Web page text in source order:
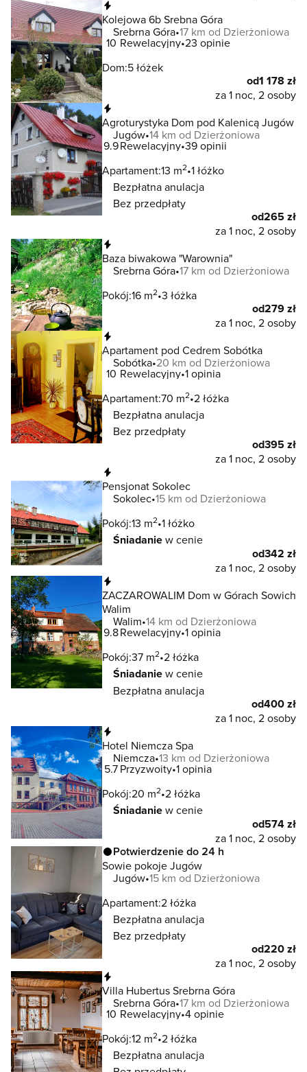
Kolejowa 6b Srebna Góra
Srebrna Góra 17 km od Dzierżoniowa
10 Rewelacyjny 23 opinie
Dom:5 łóżek
od1 178 zł
za 1 noc, 2 osoby
Agroturystyka Dom pod Kalenicą Jugów
Jugów 14 km od Dzierżoniowa
9.9Rewelacyjny 39 opinii
Apartament:13 m2 1 łóżko
Bezpłatna anulacja
Bez przedpłaty
od265 zł
za 1 noc, 2 osoby
Baza biwakowa "Warownia"
Srebrna Góra 17 km od Dzierżoniowa
Pokój:16 m2 3 łóżka
od279 zł
za 1 noc, 2 osoby
Apartament pod Cedrem Sobótka
Sobótka 20 km od Dzierżoniowa
10 Rewelacyjny 1 opinia
Apartament:70 m2 2 łóżka
Bezpłatna anulacja
Bez przedpłaty
od395 zł
za 1 noc, 2 osoby
Pensjonat Sokolec
Sokolec 15 km od Dzierżoniowa
Pokój:13 m2 1 łóżko
Śniadaniew cenie
od342 zł
za 1 noc, 2 osoby
ZACZAROWALIM Dom w Górach Sowich
Walim
Walim 14 km od Dzierżoniowa
9.8Rewelacyjny 1 opinia
Pokój:37 m2 2 łóżka
Śniadaniew cenie
Bezpłatna anulacja
od400 zł
za 1 noc, 2 osoby
Hotel Niemcza Spa
Niemcza 13 km od Dzierżoniowa
5.7Przyzwoity 1 opinia
Pokój:20 m2 2 łóżka
Śniadaniew cenie
od574 zł
za 1 noc, 2 osoby
Potwierdzenie do 24 h
Sowie pokoje Jugów
Jugów 15 km od Dzierżoniowa
Apartament:2 łóżka
Bezpłatna anulacja
Bez przedpłaty
od220 zł
za 1 noc, 2 osoby
Villa Hubertus Srebrna Góra
Srebrna Góra 17 km od Dzierżoniowa
10 Rewelacyjny 4 opinie
Pokój:12 m2 2 łóżka
Bezpłatna anulacja